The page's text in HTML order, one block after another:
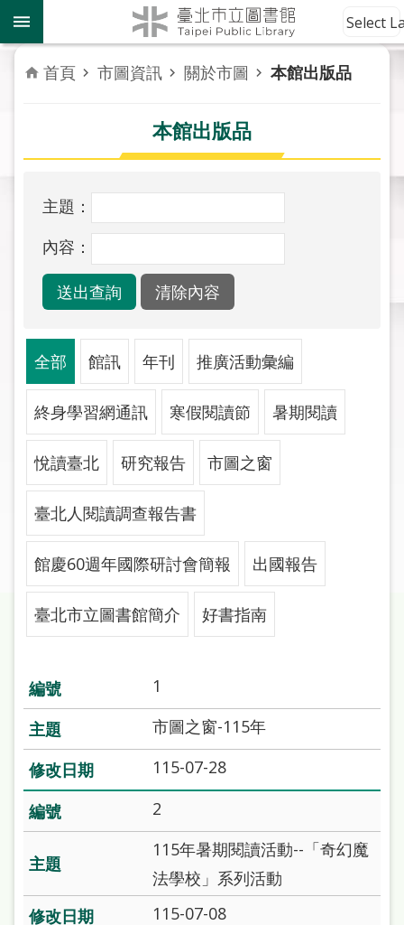
跳到主要內容區塊
到
館
資
訊
者
活
報
導
關
於
市
圖
線
上
申
請
常
見
問
答
加
入
市
圖
網
站
覽
閱
Select
首頁 市圖資訊 關於市圖 本館出版品
本館出版品
主題：
內容：
全部 館訊 年刊 推廣活動彙編
終身學習網通訊 寒假閱讀節 暑期閱讀
悅讀臺北 研究報告 市圖之窗
臺北人閱讀調查報告書
館慶60週年國際研討會簡報 出國報告
臺北市立圖書館簡介 好書指南
1
市圖之窗-115年
115-07-28
2
115年暑期閱讀活動--「奇幻魔
法學校」系列活動
115-07-08